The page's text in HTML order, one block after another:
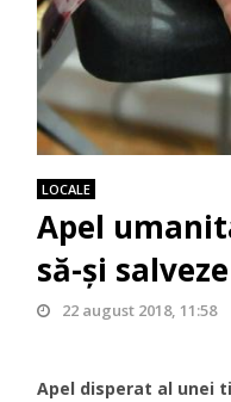
LOCALE
Apel
să-și
22 august 2018, 11:58
Apel disperat al unei